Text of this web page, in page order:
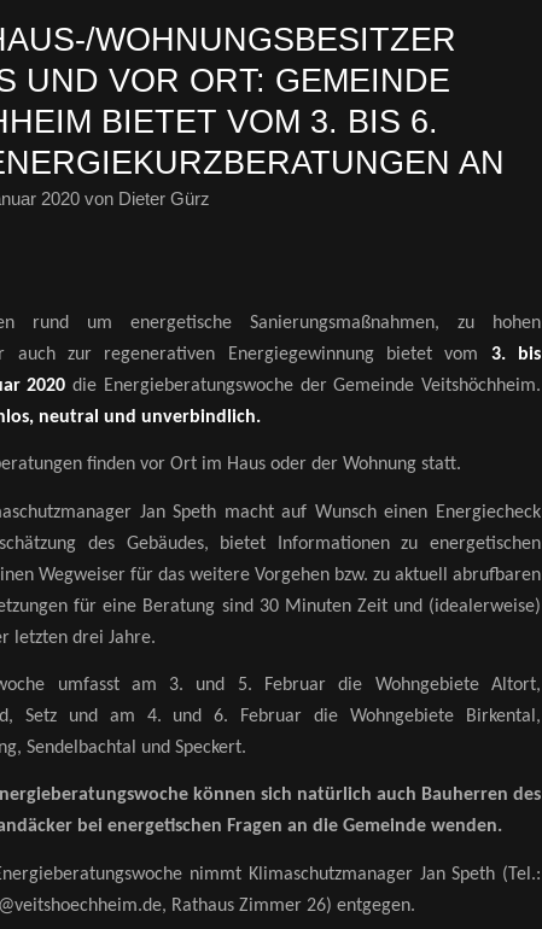
WOHNUNGSBESITZER
UND VOR ORT: GEMEINDE
BIETET VOM 3. BIS 6.
AN
2020 von Dieter Gürz
rund um energetische Sanierungsmaßnahmen, zu hohen
auch zur regenerativen Energiegewinnung bietet vom 3. bis
2020 die Energieberatungswoche der Gemeinde Veitshöchheim.
neutral und unverbindlich.
finden vor Ort im Haus oder der Wohnung statt.
Jan Speth macht auf Wunsch einen Energiecheck
des Gebäudes, bietet Informationen zu energetischen
Wegweiser für das weitere Vorgehen bzw. zu aktuell abrufbaren
für eine Beratung sind 30 Minuten Zeit und (idealerweise)
letzten drei Jahre.
umfasst am 3. und 5. Februar die Wohngebiete Altort,
Setz und am 4. und 6. Februar die Wohngebiete Birkental,
Sendelbachtal und Speckert.
können sich natürlich auch Bauherren des
bei energetischen Fragen an die Gemeinde wenden.
nimmt Klimaschutzmanager Jan Speth (Tel.:
Rathaus Zimmer 26) entgegen.